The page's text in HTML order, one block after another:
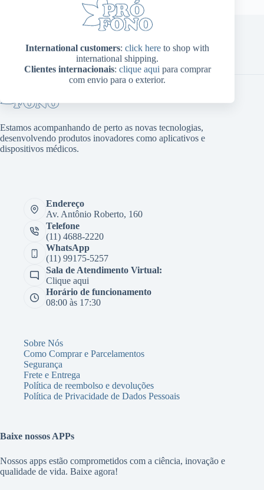
International customers: click here to shop with
international shipping.
Clientes internacionais: clique aqui para comprar
com envio para o exterior.
Sobre Nós Produtos
Minha conta
Estamos acompanhando de perto as novas tecnologias,
desenvolvendo produtos inovadores como aplicativos e
dispositivos médicos.
Endereço
Av. Antônio Roberto, 160
Telefone
(11) 4688-2220
WhatsApp
(11) 99175-5257
Sala de Atendimento Virtual:
Clique aqui
Horário de funcionamento
08:00 às 17:30
Sobre Nós
Como Comprar e Parcelamentos
Segurança
Frete e Entrega
Política de reembolso e devoluções
Política de Privacidade de Dados Pessoais
Baixe nossos APPs
Nossos apps estão comprometidos com a ciência, inovação e
qualidade de vida. Baixe agora!